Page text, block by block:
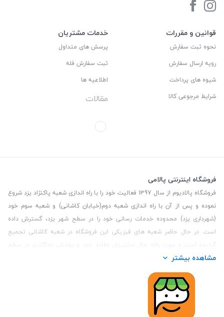
قوانین و مقررات
نحوه ثبت سفارش
رویه ارسال سفارش
شیوه های پرداخت
شرایط مرجوعی کالا
خدمات مشتریان
پرسش های متداول
ثبت سفارش فله
اطلاعیه ها
مقالات
فروشگاه اینترنتی پالامی
فروشگاه پالادیوم از سال 1397 فعالیت خود را با راه اندازی شعبه پاکنژاد یزد شروع
نموده و پس از آن با راه اندازی شعبه دوم(خیابان کاشانی) و شعبه سوم خود
(شهرداری یزد) محدوده خدمات رسانی خود را در سطح شهر یزد، گسترش داده
است. در حال حاضر شعبه های فیزیکی این فروشگاه در شعبه کاشانی تجمیع
گردیده است و جهت رفاه حال مشتریان وفادار خود و پوشش حداکثری در سطح
استان یزد و همچنین مشتریان سطح کشور، فروشگاه اینترنتی پالامی را راه اندازی
نموده است. هدف فروشگاه اینترنتی پالامی فراهم نمودن یک خرید اینترنتی
مطمئن، با کالاهای متنوع، باکیفیت و دارای قیمت مناسب می باشد که مشتری
بتواند در مدت زمان کوتاه کالاهای خود را سفارش داده و در زمان مورد نظر خود
تحویل بگیرد و در صورت وجود عدم تطابق سفارش و کالای تحویل شده ضمانت
مشاهده بیشتر